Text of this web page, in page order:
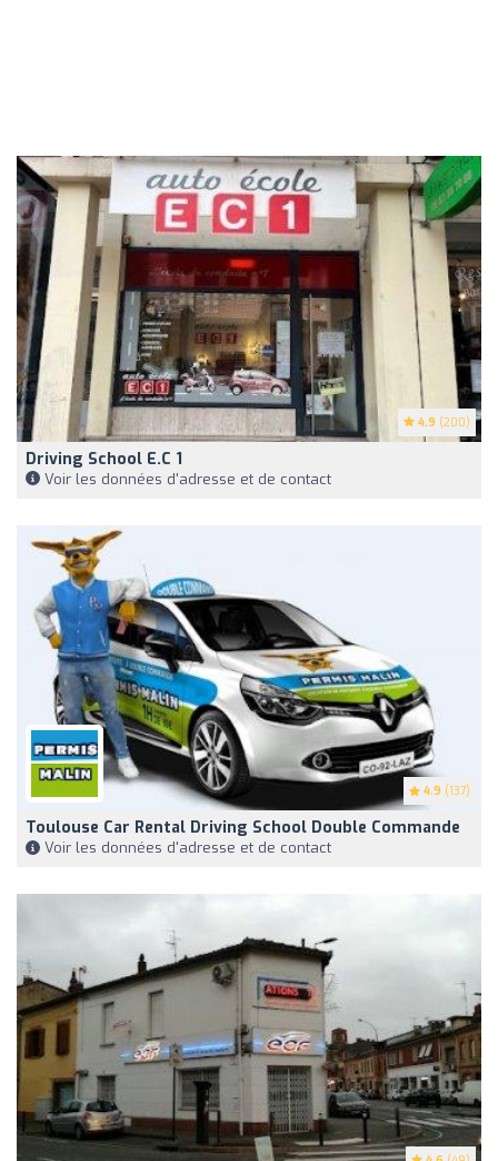
4.9 (200)
Driving School E.c 1
Voir les données d'adresse et de contact
4.9 (137)
Toulouse Car Rental Driving School Double Commande
Voir les données d'adresse et de contact